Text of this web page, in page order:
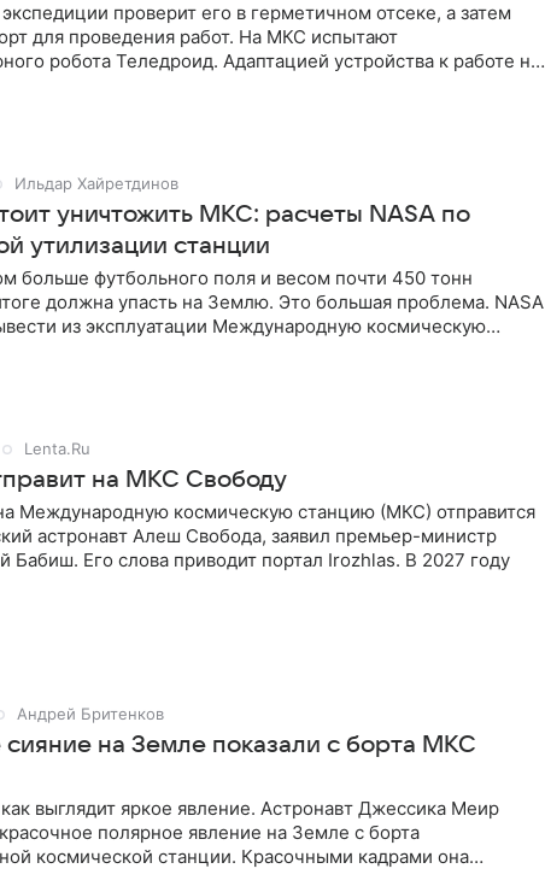
проверит его в герметичном отсеке, а затем
для проведения работ. На МКС испытают
робота Теледроид. Адаптацией устройства к работе на
Ильдар Хайретдинов
уничтожить МКС: расчеты NASA по
утилизации станции
больше футбольного поля и весом почти 450 тонн
должна упасть на Землю. Это большая проблема. NASA
из эксплуатации Международную космическую
Lenta.Ru
на МКС Свободу
Международную космическую станцию (МКС) отправится
астронавт Алеш Свобода, заявил премьер-министр
Бабиш. Его слова приводит портал Irozhlas. В 2027 году
Андрей Бритенков
сияние на Земле показали с борта МКС
выглядит яркое явление. Астронавт Джессика Меир
полярное явление на Земле с борта
космической станции. Красочными кадрами она